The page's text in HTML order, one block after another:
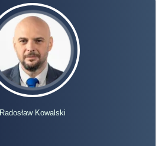
Radosław Kowalski